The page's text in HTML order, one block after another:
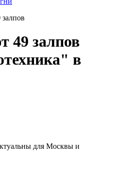
49 залпов
в
для Москвы и